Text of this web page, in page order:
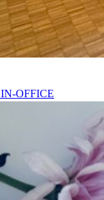
IN-OFFICE